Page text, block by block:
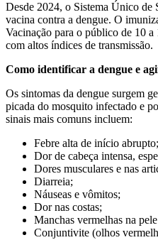
Desde 2024, o Sistema Único de
vacina contra a dengue. O
Vacinação para o público de 10
com altos índices de transmissão.
Como identificar a dengue e
Os sintomas da dengue surgem
picada do mosquito infectado e
sinais mais comuns incluem:
Febre alta de início abrupto;
Dor de cabeça intensa,
Dores musculares e nas
Diarreia;
Náuseas e vômitos;
Dor nas costas;
Manchas vermelhas na
Conjuntivite (olhos